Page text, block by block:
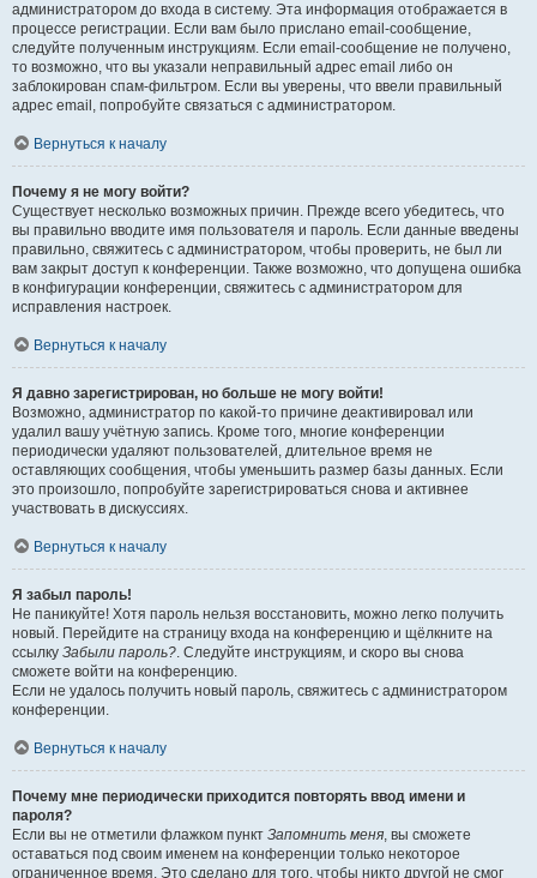
администратором до входа в систему. Эта информация отображается в
процессе регистрации. Если вам было прислано email-сообщение,
следуйте полученным инструкциям. Если email-сообщение не получено,
то возможно, что вы указали неправильный адрес email либо он
заблокирован спам-фильтром. Если вы уверены, что ввели правильный
адрес email, попробуйте связаться с администратором.
Вернуться к началу
Почему я не могу войти?
Существует несколько возможных причин. Прежде всего убедитесь, что
вы правильно вводите имя пользователя и пароль. Если данные введены
правильно, свяжитесь с администратором, чтобы проверить, не был ли
вам закрыт доступ к конференции. Также возможно, что допущена ошибка
в конфигурации конференции, свяжитесь с администратором для
исправления настроек.
Вернуться к началу
Я давно зарегистрирован, но больше не могу войти!
Возможно, администратор по какой-то причине деактивировал или
удалил вашу учётную запись. Кроме того, многие конференции
периодически удаляют пользователей, длительное время не
оставляющих сообщения, чтобы уменьшить размер базы данных. Если
это произошло, попробуйте зарегистрироваться снова и активнее
участвовать в дискуссиях.
Вернуться к началу
Я забыл пароль!
Не паникуйте! Хотя пароль нельзя восстановить, можно легко получить
новый. Перейдите на страницу входа на конференцию и щёлкните на
ссылку Забыли пароль?. Следуйте инструкциям, и скоро вы снова
сможете войти на конференцию.
Если не удалось получить новый пароль, свяжитесь с администратором
конференции.
Вернуться к началу
Почему мне периодически приходится повторять ввод имени и
пароля?
Если вы не отметили флажком пункт Запомнить меня, вы сможете
оставаться под своим именем на конференции только некоторое
ограниченное время. Это сделано для того, чтобы никто другой не смог